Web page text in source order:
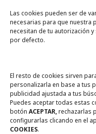
Las cookies pueden ser de
necesarias para que nuestra
necesitan de tu autorización
por defecto.
El resto de cookies sirven
personalizarla en base a tus
publicidad ajustada a tus
Puedes aceptar todas estas
botón ACEPTAR,rechazarlas
configurarlas clicando en el
COOKIES.
A un click
Tienda online